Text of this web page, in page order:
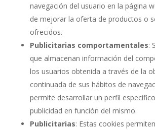
navegación del usuario en la página
de mejorar la oferta de productos o
ofrecidos.
Publicitarias comportamentales:
que almacenan información del
los usuarios obtenida a través de la
continuada de sus hábitos de
permite desarrollar un perfil
publicidad en función del mismo.
Publicitarias: Estas cookies